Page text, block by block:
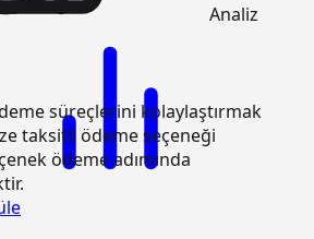
süreçlerini kolaylaştırmak
taksitli ödeme seçeneği
ödeme adımında
Analiz